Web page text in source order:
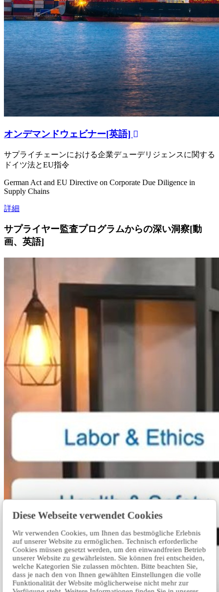
Diese Webseite verwendet Cookies
Wir verwenden Cookies, um Ihnen das bestmögliche Erlebnis
auf unserer Website zu ermöglichen. Technisch erforderliche
Cookies müssen gesetzt werden, um den einwandfreien Betrieb
unserer Website zu gewährleisten. Sie können frei entscheiden,
welche Kategorien Sie zulassen möchten. Bitte beachten Sie,
dass je nach den von Ihnen gewählten Einstellungen die volle
Funktionalität der Website möglicherweise nicht mehr zur
オンデマンドウェビナー[英語]
サプライチェーンにおける企業デューデリジェンスに関する
ドイツ法とEU指令
German Act and EU Directive on Corporate Due Diligence in
Supply Chains
詳細
サプライヤー監査プログラムからの深い洞察[動
画、英語]